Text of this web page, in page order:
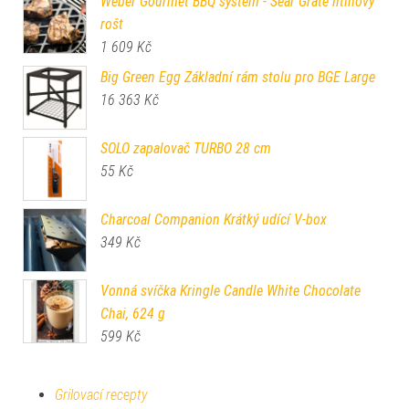
rošt
1 609 Kč
Big Green Egg Základní rám stolu pro BGE Large
16 363 Kč
SOLO zapalovač TURBO 28 cm
55 Kč
Charcoal Companion Krátký udící V-box
349 Kč
Vonná svíčka Kringle Candle White Chocolate
Chai, 624 g
599 Kč
Grilovací recepty